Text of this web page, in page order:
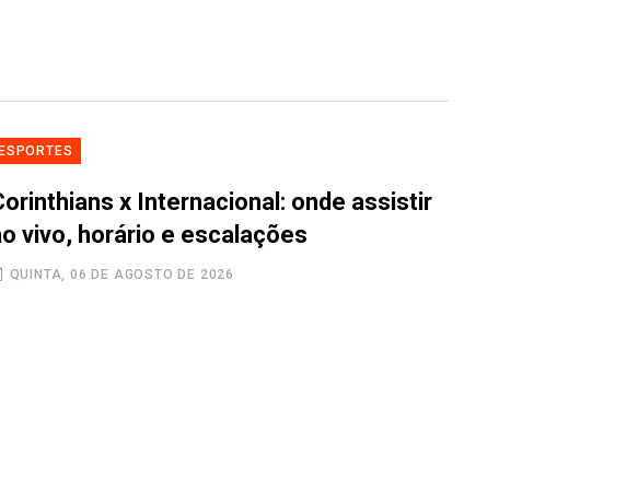
x Internacional: onde assistir
vivo, horário e escalações
QUINTA, 06 DE AGOSTO DE 2026